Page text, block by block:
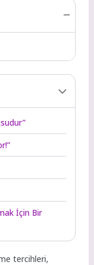
İçin Bir
tercihleri,